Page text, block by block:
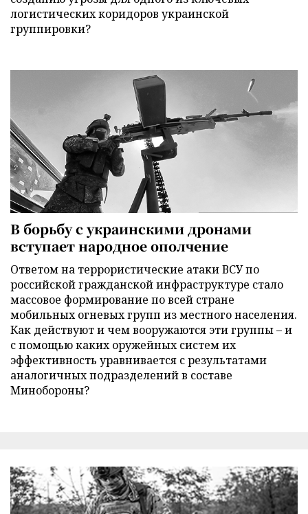
логистических коридоров украинской
группировки?
В борьбу с украинскими дронами
вступает народное ополчение
Ответом на террористические атаки ВСУ по
российской гражданской инфраструктуре стало
массовое формирование по всей стране
мобильных огневых групп из местного населения.
Как действуют и чем вооружаются эти группы – и
с помощью каких оружейных систем их
эффективность уравнивается с результатами
аналогичных подразделений в составе
Минобороны?